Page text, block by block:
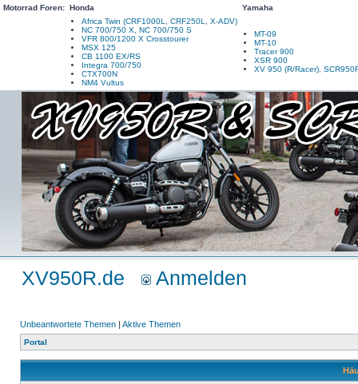
Motorrad Foren: Honda
Yamaha
Africa Twin (CRF1000L, CRF250L, X-ADV)
NC 700/750 X, NC 700/750 S
VFR 800/1200 X Crosstourer
MSX 125
CB 1100 EX/RS
Integra 700/750
CTX700N
NM4 Vultus
MT-09
MT-10
Tracer 900
XSR 900
XV 950 (R/Racer),
XV950R.de Anmelden
Unbeantwortete Themen | Aktive Themen
Portal